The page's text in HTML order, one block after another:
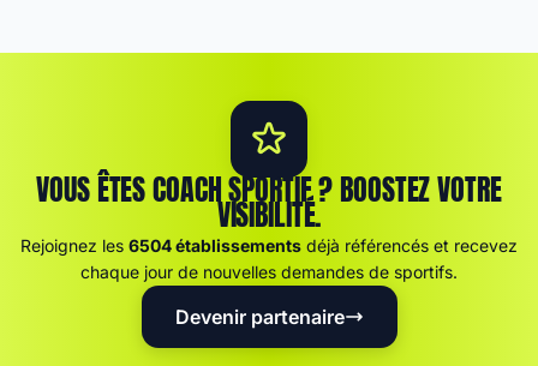
VOUS ÊTES COACH SPORTIF ? BOOSTEZ VOTRE
VISIBILITÉ.
Rejoignez les 6504 établissements déjà référencés et recevez
chaque jour de nouvelles demandes de sportifs.
Devenir partenaire